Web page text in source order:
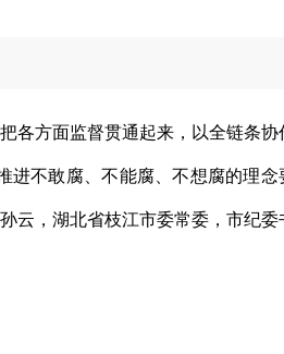
各方面监督贯通起来，以全链条协
进不敢腐、不能腐、不想腐的理念
云，湖北省枝江市委常委，市纪委